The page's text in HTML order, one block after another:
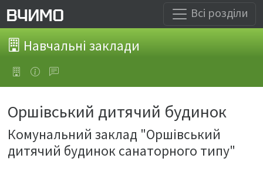
Всі розділи
Навчальні заклади
Оршівський дитячий будинок
Комунальний заклад "Оршівський
дитячий будинок санаторного типу"